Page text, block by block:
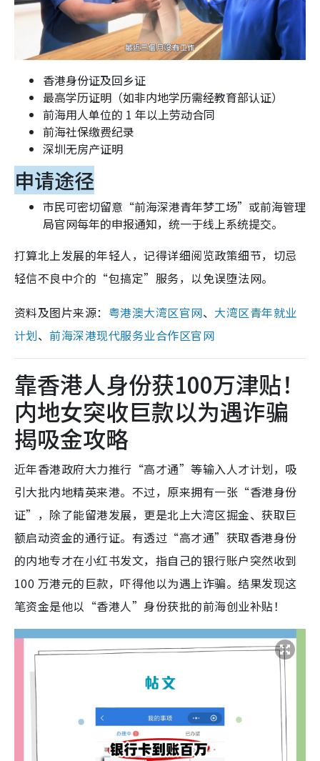
香港身份证及回乡证
最高学历证明（如非内地学历需经教育部认证）
前海用人单位的 1 年以上劳动合同
前海社保缴费纪录
深圳无房产证明
申请途径
市民可密切留意“前海深港青年梦工场”或前海管理
局官网每年的申报通知，统一于线上系统提交。
打算北上发展的年轻人，记得详细阅览政策细节，切忌
轻信不良中介的“包搞定”服务，以免误堕法网。
资料及图片来源： 粤港澳大湾区官网、 大湾区青年就业
计划、前海深港现代服务业合作区官网
靠香港人身份获100万津贴！
内地女突收巨款以为遇诈骗
揭吸金攻略
近年香港政府大力推行“高才通”等输入人才计划，吸
引大批内地精英来港。不过，原来拥有一张“香港身份
证”，除了能留港发展，更是北上大湾区掘金、获取巨
额启动资金的通行证。有透过“高才通”获取香港身份
的内地专才在小红书发文，指自己的银行账户突然收到
100 万港元的巨款，吓得他以为遇上诈骗。结果发现这
笔资金是他以“香港人”身份获批的前海创业补贴！